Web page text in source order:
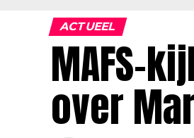
ACTUEEL
MAFS-
over